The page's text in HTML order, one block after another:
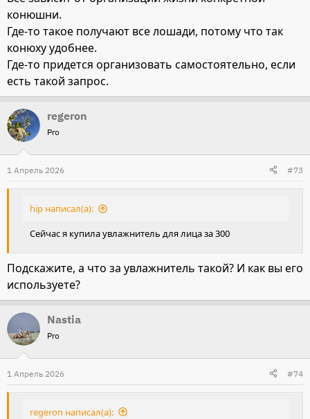
конюшни.
Где-то такое получают все лошади, потому что так
конюху удобнее.
Где-то придется организовать самостоятельно, если
есть такой запрос.
regeron
Pro
1 Апрель 2026 #73
hip написал(а):
Сейчас я купила увлажнитель для лица за 300
Подскажите, а что за увлажнитель такой? И как вы его
используете?
Nastia
Pro
1 Апрель 2026 #74
regeron написал(а):